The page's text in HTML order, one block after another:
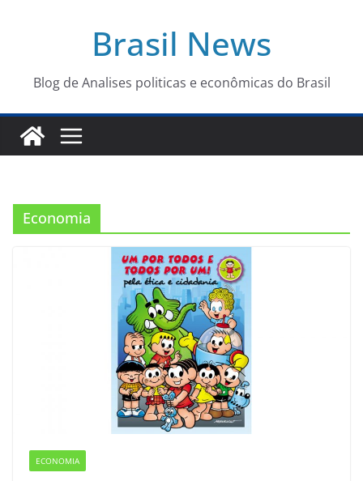
conteúdo
Brasil News
Blog de Analises politicas e econômicas do Brasil
Economia
ECONOMIA